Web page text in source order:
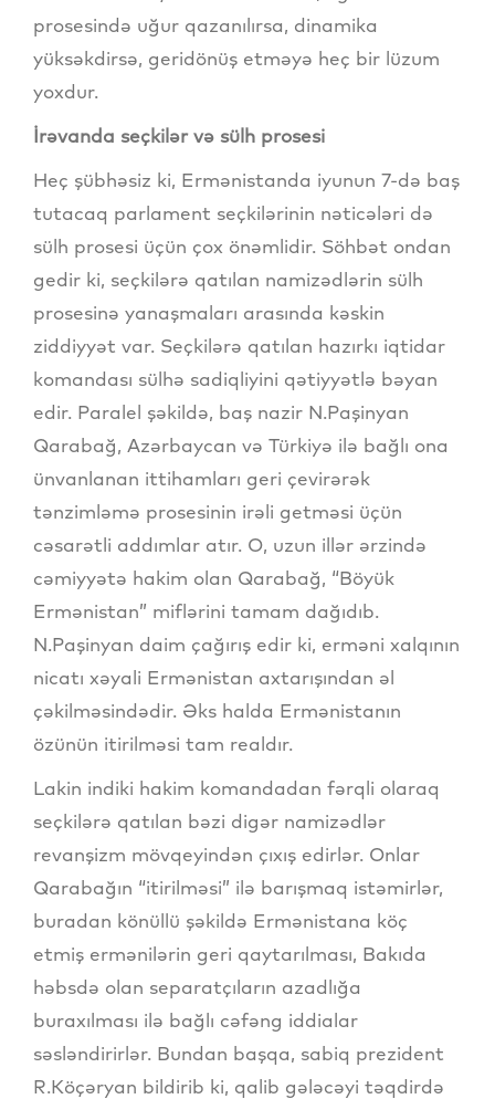
prosesində uğur qazanılırsa, dinamika
yüksəkdirsə, geridönüş etməyə heç bir lüzum
yoxdur.
İrəvanda seçkilər və sülh prosesi
Heç şübhəsiz ki, Ermənistanda iyunun 7-də baş
tutacaq parlament seçkilərinin nəticələri də
sülh prosesi üçün çox önəmlidir. Söhbət ondan
gedir ki, seçkilərə qatılan namizədlərin sülh
prosesinə yanaşmaları arasında kəskin
ziddiyyət var. Seçkilərə qatılan hazırkı iqtidar
komandası sülhə sadiqliyini qətiyyətlə bəyan
edir. Paralel şəkildə, baş nazir N.Paşinyan
Qarabağ, Azərbaycan və Türkiyə ilə bağlı ona
ünvanlanan ittihamları geri çevirərək
tənzimləmə prosesinin irəli getməsi üçün
cəsarətli addımlar atır. O, uzun illər ərzində
cəmiyyətə hakim olan Qarabağ, “Böyük
Ermənistan” miflərini tamam dağıdıb.
N.Paşinyan daim çağırış edir ki, erməni xalqının
nicatı xəyali Ermənistan axtarışından əl
çəkilməsindədir. Əks halda Ermənistanın
özünün itirilməsi tam realdır.
Lakin indiki hakim komandadan fərqli olaraq
seçkilərə qatılan bəzi digər namizədlər
revanşizm mövqeyindən çıxış edirlər. Onlar
Qarabağın “itirilməsi” ilə barışmaq istəmirlər,
buradan könüllü şəkildə Ermənistana köç
etmiş ermənilərin geri qaytarılması, Bakıda
həbsdə olan separatçıların azadlığa
buraxılması ilə bağlı cəfəng iddialar
səsləndirirlər. Bundan başqa, sabiq prezident
R.Köçəryan bildirib ki, qalib gələcəyi təqdirdə